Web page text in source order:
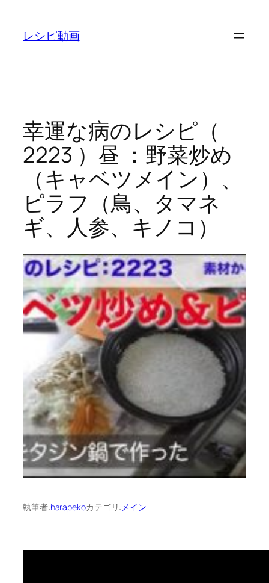
レシピ動画
幸運な病のレシピ（
2223 ）昼 ：野菜炒め
（キャベツメイン）、
ピラフ（鳥、タマネ
ギ、人参、キノコ）
執筆者:harapekoカテゴリ: メイン